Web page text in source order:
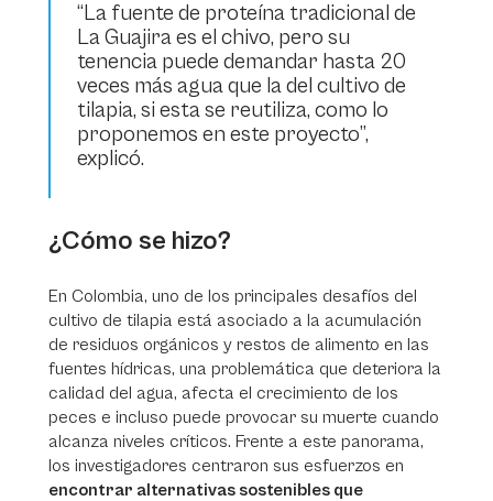
“La fuente de proteína tradicional de
La Guajira es el chivo, pero su
tenencia puede demandar hasta 20
veces más agua que la del cultivo de
tilapia, si esta se reutiliza, como lo
proponemos en este proyecto”,
explicó.
¿Cómo se hizo?
En Colombia, uno de los principales desafíos del
cultivo de tilapia está asociado a la acumulación
de residuos orgánicos y restos de alimento en las
fuentes hídricas, una problemática que deteriora la
calidad del agua, afecta el crecimiento de los
peces e incluso puede provocar su muerte cuando
alcanza niveles críticos. Frente a este panorama,
los investigadores centraron sus esfuerzos en
encontrar alternativas sostenibles que